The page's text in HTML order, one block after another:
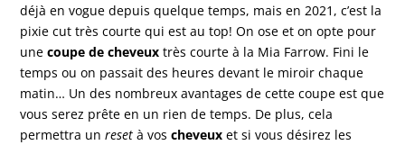
déjà en vogue depuis quelque temps, mais en 2021, c’est la
pixie cut très courte qui est au top! On ose et on opte pour
unecoupe de cheveux très courte à la Mia Farrow. Fini le
temps ou on passait des heures devant le miroir chaque
matin… Un des nombreux avantages de cette coupe est que
vous serez prête en un rien de temps. De plus, cela
permettra unreset à voscheveux et si vous désirez les